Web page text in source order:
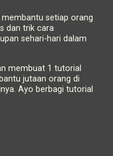
setiap orang
dan trik cara
sehari-hari dalam
membuat 1 tutorial
jutaan orang di
Ayo berbagi tutorial